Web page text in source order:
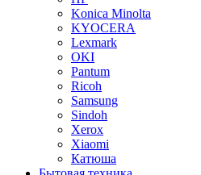
Konica Minolta
KYOCERA
Lexmark
OKI
Pantum
Ricoh
Samsung
Sindoh
Xerox
Xiaomi
Катюша